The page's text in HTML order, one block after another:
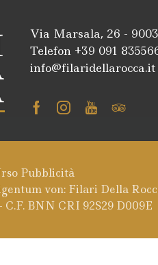
Via Marsala, 26 -
Telefon +39 091
info@filaridellarocca.it
Facebook
Instagram
Youtube
Pubblicità
von: Filari Della
C.F. BNN CRI 92S29 D009E